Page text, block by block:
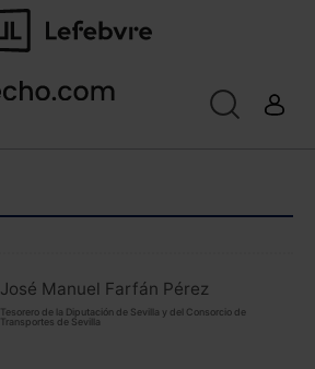
José Manuel Farfán Pérez
Tesorero de la Diputación de Sevilla y del Consorcio de
Transportes de Sevilla